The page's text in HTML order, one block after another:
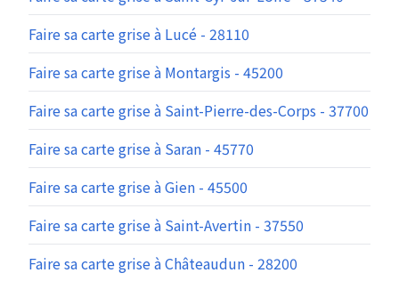
Faire sa carte grise à Lucé - 28110
Faire sa carte grise à Montargis - 45200
Faire sa carte grise à Saint-Pierre-des-Corps - 37700
Faire sa carte grise à Saran - 45770
Faire sa carte grise à Gien - 45500
Faire sa carte grise à Saint-Avertin - 37550
Faire sa carte grise à Châteaudun - 28200